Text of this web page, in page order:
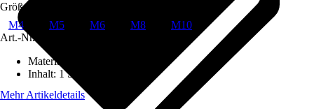
Größe
M4
M5 M6 M8
M10
Art.-Nr.
Material
Inhalt: 1 Stück
Mehr Artikeldetails